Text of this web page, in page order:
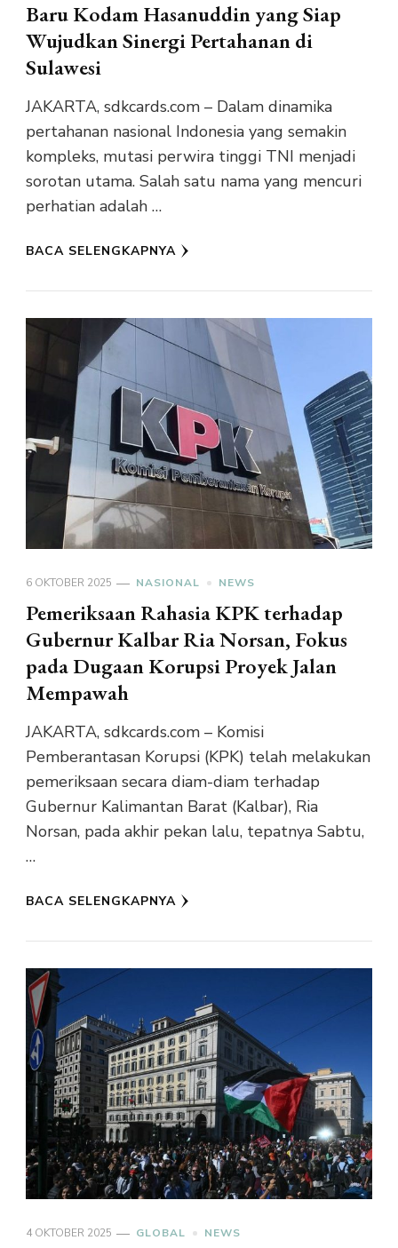
Baru Kodam Hasanuddin yang Siap
Wujudkan Sinergi Pertahanan di
Sulawesi
JAKARTA, sdkcards.com – Dalam dinamika
pertahanan nasional Indonesia yang semakin
kompleks, mutasi perwira tinggi TNI menjadi
sorotan utama. Salah satu nama yang mencuri
perhatian adalah …
BACA SELENGKAPNYA
6 OKTOBER 2025 NASIONAL NEWS
Pemeriksaan Rahasia KPK terhadap
Gubernur Kalbar Ria Norsan, Fokus
pada Dugaan Korupsi Proyek Jalan
Mempawah
JAKARTA, sdkcards.com – Komisi
Pemberantasan Korupsi (KPK) telah melakukan
pemeriksaan secara diam-diam terhadap
Gubernur Kalimantan Barat (Kalbar), Ria
Norsan, pada akhir pekan lalu, tepatnya Sabtu,
…
BACA SELENGKAPNYA
4 OKTOBER 2025 GLOBAL NEWS